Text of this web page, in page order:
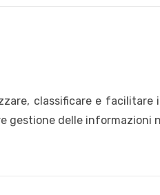
classificare e facilitare
gestione delle informazioni